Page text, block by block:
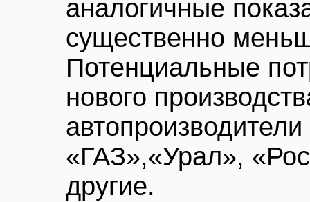
аналогичные
существенно
Потенциальные
нового
«ГАЗ»,«Урал»,
другие.